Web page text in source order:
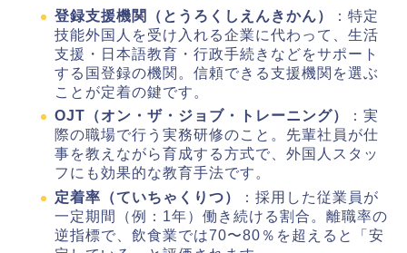
登録支援機関（とうろくしえんきかん）
：特定
技能外国人を受け入れる企業に代わって、生活
支援・日本語教育・行政手続きなどをサポート
する国登録の機関。信頼できる支援機関を選ぶ
ことが定着の鍵です。
OJT（オン・ザ・ジョブ・トレーニング）
：実
際の職場で行う実務研修のこと。先輩社員が仕
事を教えながら育成する方式で、外国人スタッ
フにも効果的な教育手法です。
定着率（ていちゃくりつ）
：採用した従業員が
一定期間（例：1年）働き続ける割合。離職率の
逆指標で、飲食業では70〜80％を超えると「安